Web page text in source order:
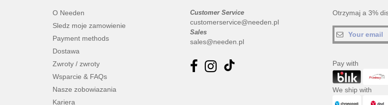
O Needen
Sledz moje zamowienie
Payment methods
Dostawa
Zwroty / zwroty
Wsparcie & FAQs
Nasze zobowiazania
Kariera
Customer Service
customerservice@needen.pl
Sales
sales@needen.pl
Otrzymaj a 3%
Pay with
We ship with